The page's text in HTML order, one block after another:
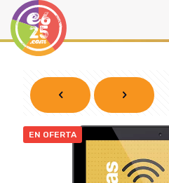
EN OFERTA